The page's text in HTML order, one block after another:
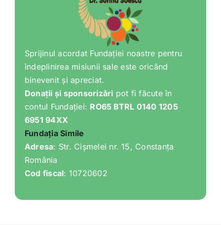
Sprijinul acordat Fundației noastre pentru
îndeplinirea misiunii sale este oricând
binevenit și apreciat.
Donații și sponsorizări pot fi făcute în
contul Fundației: RO65 BTRL 0140 1205
6951 94XX
Fundația Simile
Adresa: Str. Cișmelei nr. 15, Constanța
România
Cod fiscal: 10720602